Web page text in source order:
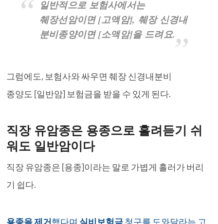
일반적으로 보험사에서는
췌장선암이면 [고액암], 췌장 신경내
분비종양이면 [소액암]을 드려요.
그럼에도, 보험사와 싸우면 췌장 신경내분비
종양도 [일반암] 보험금을 받을 수 있게 된다.
직장 유암종은 용종으로 흘려듣기 쉬
워도 일반암이다
직장 유암종은 [용종]이라는 말로 가볍게 흘러가 버리
기 쉽다.
용종을 제거했다며 실비보험금청구를 도와달라는 고